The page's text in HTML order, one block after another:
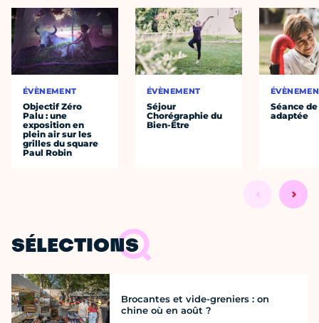
ÉVÈNEMENT
Objectif Zéro
Palu : une
exposition en
plein air sur les
grilles du square
Paul Robin
ÉVÈNEMENT
Séjour
Chorégraphie du
Bien-Être
Séance
adaptée
SÉLECTIONS
Brocantes et vide-greniers : on
chine où en août ?